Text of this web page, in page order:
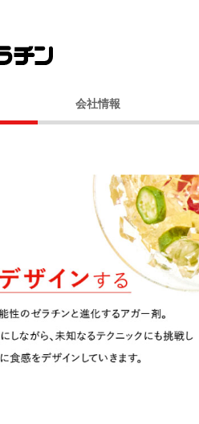
会社情報
コーポレートガバナンス
事業内容
経営戦略
会社概要
国内事業所（アクセス）
100年の歩み
ダ
コ
サ